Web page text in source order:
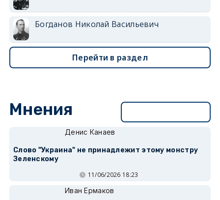
Богданов Николай Васильевич
Перейти в раздел
Мнения
Денис Канаев
Слово "Украина" не принадлежит этому монстру
Зеленскому
11/06/2026 18:23
Иван Ермаков